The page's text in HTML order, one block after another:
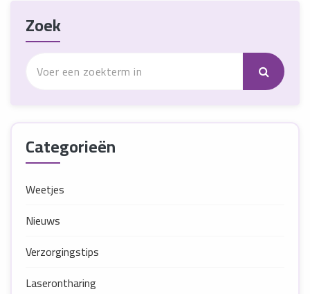
Zoek
Categorieën
Weetjes
Nieuws
Verzorgingstips
Laserontharing